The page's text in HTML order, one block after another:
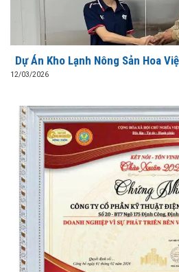
Dự Án Kho Lạnh Nông Sản Hoa
12/03/2026